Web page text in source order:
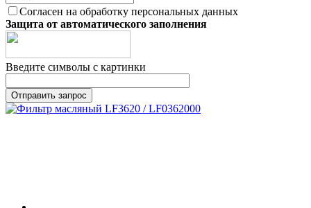
Согласен на обработку персональных данных
Защита от автоматического заполнения
Введите символы с картинки